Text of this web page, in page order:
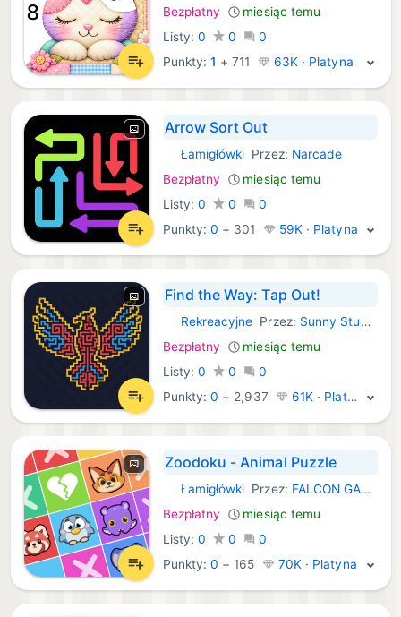
Bezpłatny
miesiąc temu
Listy: 0 0
0
Punkty:1 +711 63K · Platyna
Arrow Sort Out
iOS Gry:
Łamigłówki Przez: Narcade
Bezpłatny
miesiąc temu
Listy: 0 0
0
Punkty:0 + 301 59K · Platyna
Find the Way: Tap Out!
iOS Gry:
Rekreacyjne Przez: Sunny Studio Limited
Bezpłatny
miesiąc temu
Listy: 0 0
0
Punkty:0 + 2,937 61K · Platyna
Zoodoku - Animal Puzzle
iOS Gry:
Łamigłówki Przez: FALCON GAMES
Bezpłatny
miesiąc temu
Listy: 0 0
0
Punkty:0 + 165 70K · Platyna